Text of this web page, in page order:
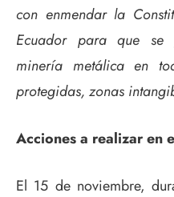
con enmendar la
Ecuador para que se
minería metálica en
protegidas, zonas
Acciones a realizar en
El 15 de noviembre,